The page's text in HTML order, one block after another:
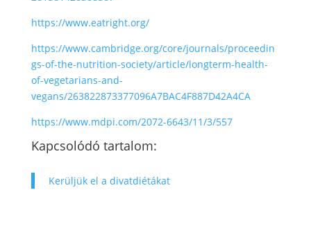
https://www.eatright.org/
https://www.cambridge.org/core/journals/proceedin
gs-of-the-nutrition-society/article/longterm-health-
of-vegetarians-and-
vegans/263822873377096A7BAC4F887D42A4CA
https://www.mdpi.com/2072-6643/11/3/557
Kapcsolódó tartalom:
Kerüljük el a divatdiétákat